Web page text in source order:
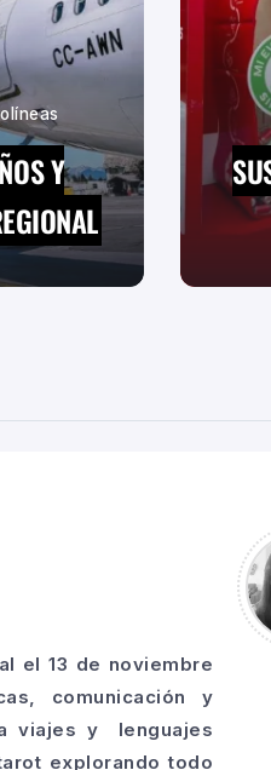
Y
el 13 de noviembre
comunicación y
viajes y lenguajes
explorando todo